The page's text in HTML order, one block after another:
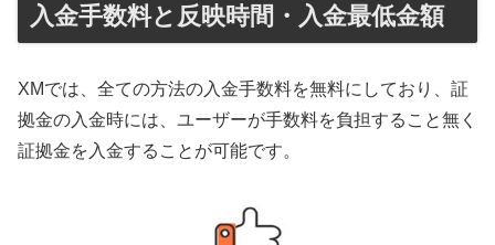
入金手数料と反映時間・入金最低金額
XMでは、全ての方法の入金手数料を無料にしており、証
拠金の入金時には、ユーザーが手数料を負担すること無く
証拠金を入金することが可能です。